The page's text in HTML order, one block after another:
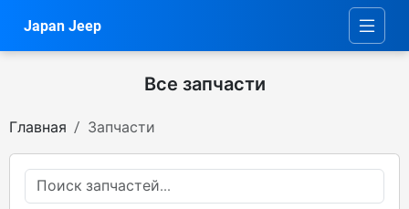
Japan Jeep
Все запчасти
Главная Запчасти